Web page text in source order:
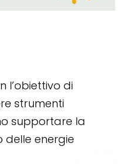
l’obiettivo di
strumenti
supportare la
energie